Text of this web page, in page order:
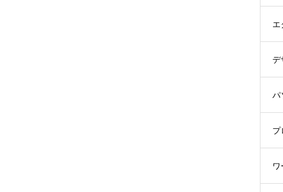
エ
デ
パ
プ
ワ